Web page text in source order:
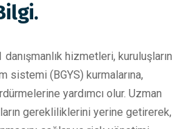
danışmanlık hizmetleri, kuruluşların
sistemi (BGYS) kurmalarına,
yardımcı olur. Uzman
gerekliliklerini yerine getirerek,